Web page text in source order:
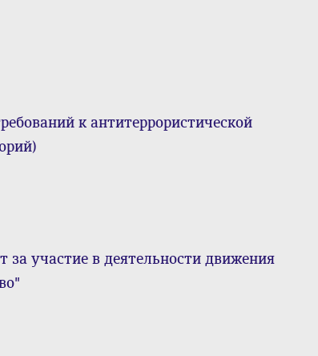
к антитеррористической
за участие в деятельности движения